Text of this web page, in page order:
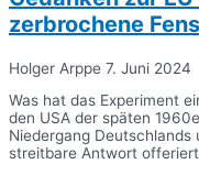
zerbrochene
Holger Arppe 7. Juni 2024
Was hat das Experiment
den USA der späten
Niedergang Deutschlands
streitbare Antwort